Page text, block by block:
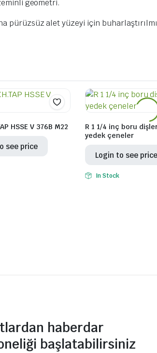
geometri.
pürüzsüz alet yüzeyi için
HSSE V 376B M22
see price
R 1 1/4 inç boru
yedek çeneler
Login to see price
In Stock
haberdar
başlatabilirsiniz